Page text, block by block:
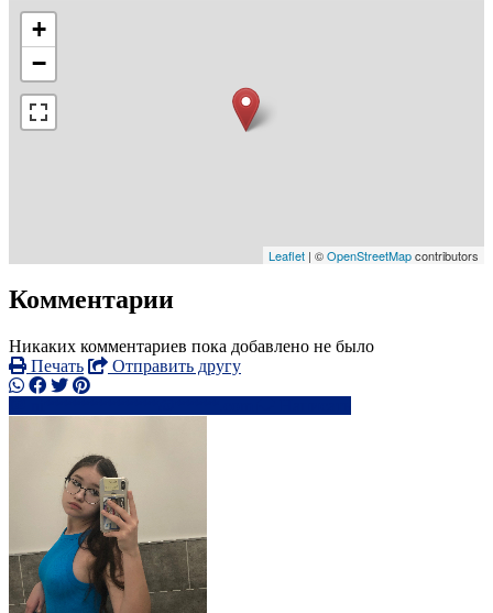
+
−
Leaflet | ©OpenStreetMapcontributors
Комментарии
Никаких комментариев пока добавлено не было
Печать
Отправить другу